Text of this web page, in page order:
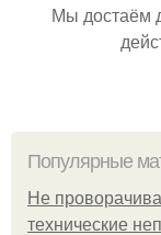
Мы достаём
Популярные
Не
технические